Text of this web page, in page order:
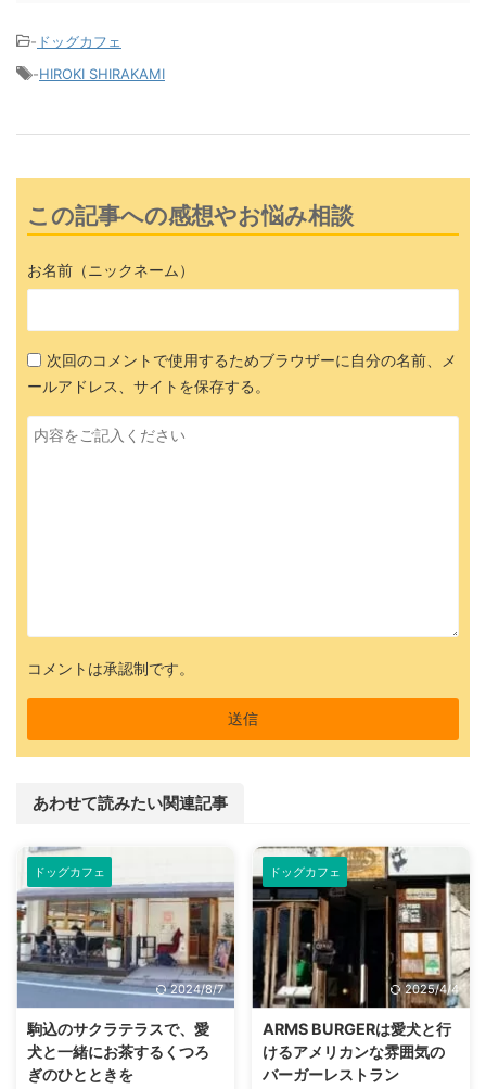
- ドッグカフェ
-HIROKI SHIRAKAMI
この記事への感想やお悩み相談
お名前（ニックネーム）
次回のコメントで使用するためブラウザーに自分の名前、メ
ールアドレス、サイトを保存する。
コメントは承認制です。
あわせて読みたい関連記事
ドッグカフェ
2024/8/7
駒込のサクラテラスで、愛
犬と一緒にお茶するくつろ
ぎのひとときを
ドッグカフェ
2025/4/4
ARMS BURGERは愛犬と行
けるアメリカンな雰囲気の
バーガーレストラン